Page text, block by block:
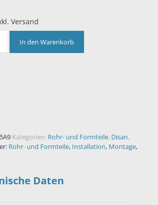
Versand
In den Warenkorb
Kategorien: Rohr- und Formteile, Disan,
Rohr- und Formteile, Installation, Montage,
Daten